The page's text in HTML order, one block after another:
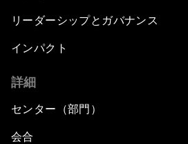
リーダーシップとガバナンス
インパクト
詳細
センター（部門）
会合